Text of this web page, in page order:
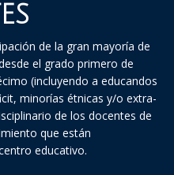
de la gran mayoría de
el grado primero de
(incluyendo a educandos
minorías étnicas y/o extra-
de los docentes de
que están
educativo.